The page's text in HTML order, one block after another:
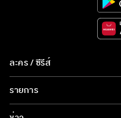
ละคร / ซีรีส์
ละคร/ซีรีส์
ซีรีส์นานาชาติ
รายการ
รายการทั้งหมด